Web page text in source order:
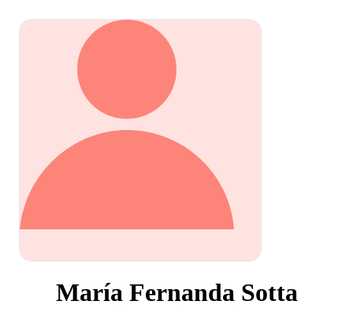
María Fernanda Sotta